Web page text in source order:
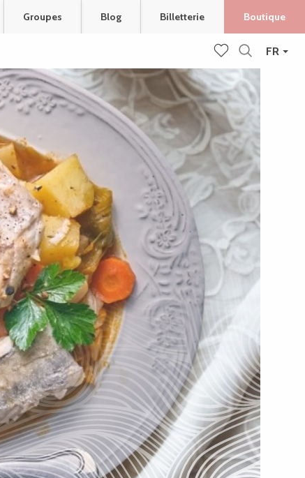
Voir les favoris
Recherche
FR
Groupes Blog Billetterie Boutique